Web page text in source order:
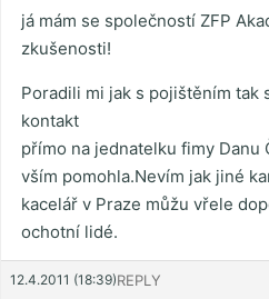
já mám se společností ZFP
zkušenosti!
Poradili mi jak s pojištěním tak
kontakt
přímo na jednatelku fimy Danu
vším pomohla.Nevím jak jiné
kacelář v Praze můžu vřele
ochotní lidé.
12.4.2011 (18:39)REPLY